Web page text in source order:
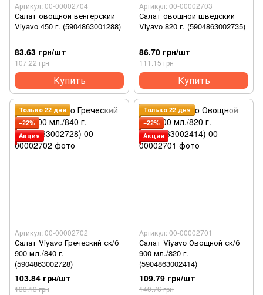
Артикул: 00-00002704
Салат овощной венгерский
Viyavo 450 г. (5904863001288)
83.63 грн/шт
107.22 грн
Купить
Артикул: 00-00002703
Салат овощной шведский
Viyavo 820 г. (5904863002735)
86.70 грн/шт
111.15 грн
Купить
Только 22 дня
−22%
Акция
Артикул: 00-00002702
Салат Viyavo Греческий ск/б
900 мл./840 г.
(5904863002728)
103.84 грн/шт
133.13 грн
Только 22 дня
−22%
Акция
Артикул: 00-00002701
Салат Viyavo Овощной ск/б
900 мл./820 г.
(5904863002414)
109.79 грн/шт
140.76 грн